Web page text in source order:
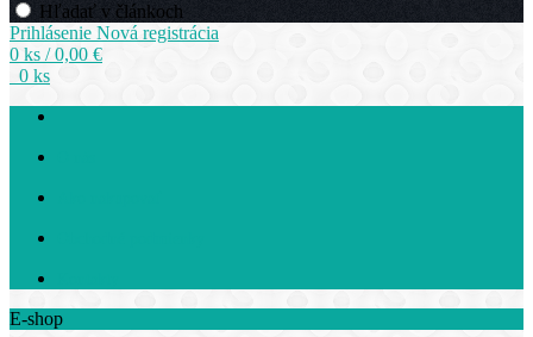
Hľadať v článkoch
Prihlásenie Nová registrácia
0 ks / 0,00 €
0 ks
E-shop